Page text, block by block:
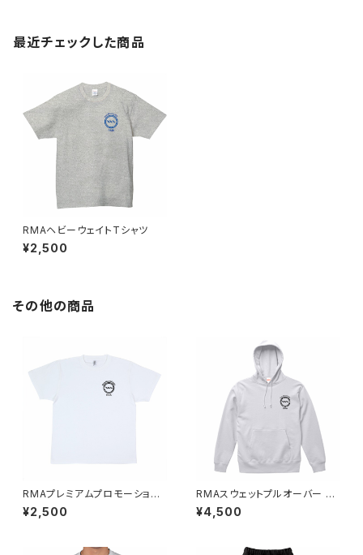
最近チェックした商品
RMAヘビーウェイトTシャツ
¥2,500
その他の商品
RMAプレミアムプロモーション
Tシャツ
¥2,500
RMAスウェットプルオーバー オ
リジナルパーカー
¥4,500